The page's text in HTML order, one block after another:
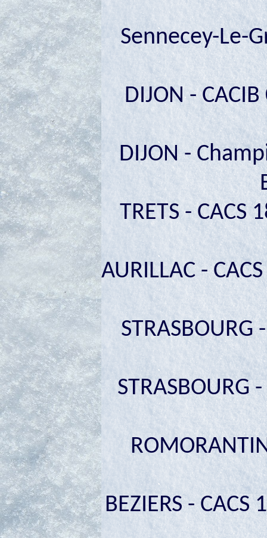
Sennecey-Le-
DIJON -
DIJON -
TRETS -
AURILLAC -
STRASBOURG
BEZIERS -